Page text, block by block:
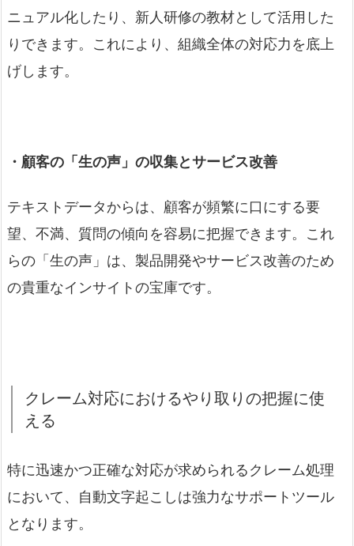
ニュアル化したり、新人研修の教材として活用した
りできます。これにより、組織全体の対応力を底上
げします。
・顧客の「生の声」の収集とサービス改善
テキストデータからは、顧客が頻繁に口にする要
望、不満、質問の傾向を容易に把握できます。これ
らの「生の声」は、製品開発やサービス改善のため
の貴重なインサイトの宝庫です。
クレーム対応におけるやり取りの把握に使
える
特に迅速かつ正確な対応が求められるクレーム処理
において、自動文字起こしは強力なサポートツール
となります。